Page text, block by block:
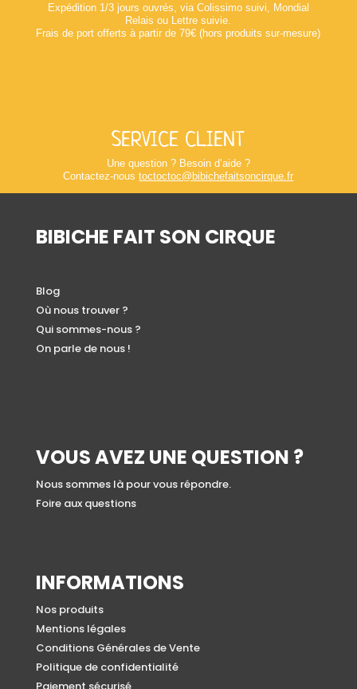
Expédition 1/3 jours ouvrés, via Colissimo suivi, Mondial
Relais ou Lettre suivie.
Frais de port offerts à partir de 79€ (hors produits sur-mesure)
SERVICE CLIENT
Une question ? Besoin d’aide ?
Contactez-noustoctoctoc@bibichefaitsoncirque.fr
BIBICHE FAIT SON CIRQUE
Blog
Où nous trouver ?
Qui sommes-nous ?
On parle de nous !
VOUS AVEZ UNE QUESTION ?
Nous sommes là pour vous répondre.
Foire aux questions
INFORMATIONS
Nos produits
Mentions légales
Conditions Générales de Vente
Politique de confidentialité